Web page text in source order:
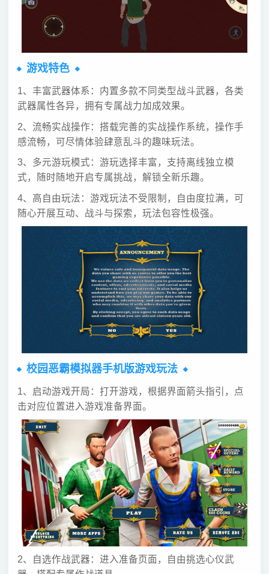
游戏特色
1、丰富武器体系：内置多款不同类型战斗武器，各类
武器属性各异，拥有专属战力加成效果。
2、流畅实战操作：搭载完善的实战操作系统，操作手
感流畅，可尽情体验肆意乱斗的趣味玩法。
3、多元游玩模式：游玩选择丰富，支持离线独立模
式，随时随地开启专属挑战，解锁全新乐趣。
4、高自由玩法：游戏玩法不受限制，自由度拉满，可
随心开展互动、战斗与探索，玩法包容性极强。
校园恶霸模拟器手机版游戏玩法
1、启动游戏开局：打开游戏，根据界面箭头指引，点
击对应位置进入游戏准备界面。
2、自选作战武器：进入准备页面，自由挑选心仪武